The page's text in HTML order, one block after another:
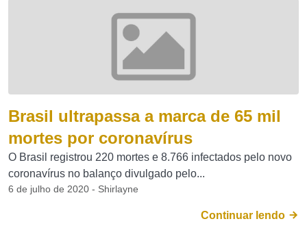
Brasil ultrapassa a marca de 65 mil
mortes por coronavírus
O Brasil registrou 220 mortes e 8.766 infectados pelo novo
coronavírus no balanço divulgado pelo...
6 de julho de 2020 - Shirlayne
Continuar lendo